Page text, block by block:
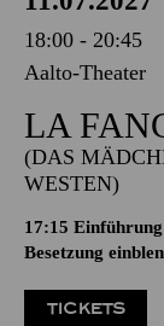
18:00 - 20:45
Aalto-Theater
LA
(DAS
WESTEN)
17:15 Einführung
Besetzung
TICKETS